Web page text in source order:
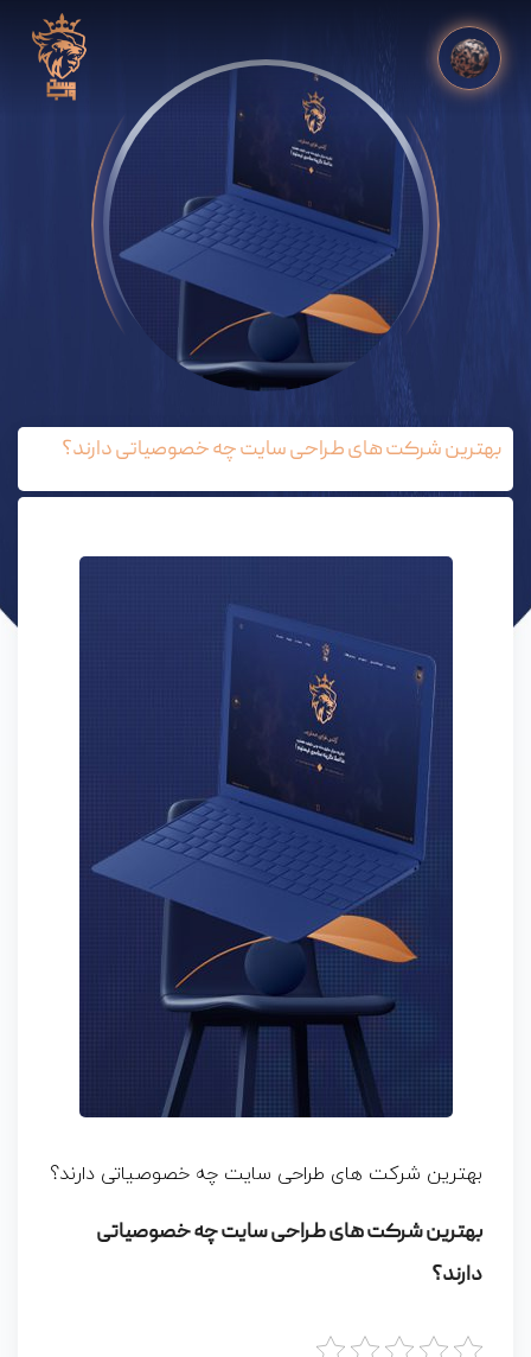
بهترین شرکت های طراحی سایت چه خصوصیاتی دارند؟
بهترین شرکت های طراحی سایت چه خصوصیاتی دارند؟
بهترین شرکت های طراحی سایت چه خصوصیاتی
دارند؟